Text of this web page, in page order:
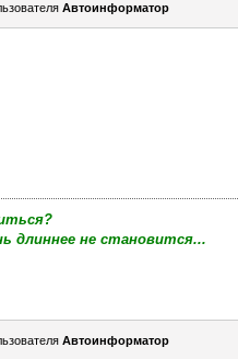
Автоинформатор
длиннее не становится...
Автоинформатор